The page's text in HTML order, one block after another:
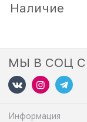
Наличие
МЫ В СОЦ
Информация